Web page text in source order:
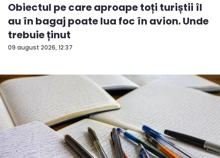
09 august 2026, 12:37
Obiectul pe care aproape toți turiștii îl
au în bagaj poate lua foc în avion. Unde
trebuie ținut